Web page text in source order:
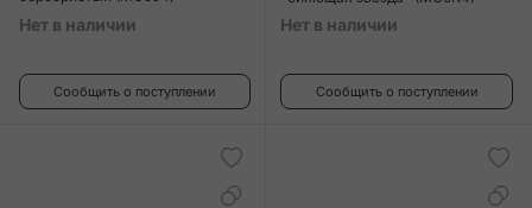
Нет в наличии
Сообщить о поступлении
Нет в наличии
Сообщить о поступлении